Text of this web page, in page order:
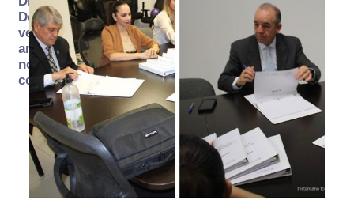
Donde la
verdad
arde… pero
no se
consume
autónoma… y
transexenal